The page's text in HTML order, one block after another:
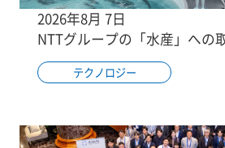
2026年8月 7日
NTTグループの「水産」への
テクノロジー